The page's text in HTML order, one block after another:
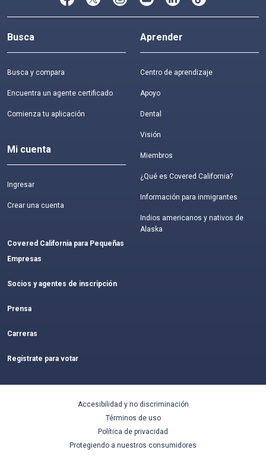
Busca
Busca y compara
Encuentra un agente certificado
Comienza tu aplicación
Mi cuenta
Ingresar
Crear una cuenta
Covered California para Pequeñas
Empresas
Socios y agentes de inscripción
Prensa
Carreras
Regístrate para votar
Aprender
Centro de aprendizaje
Apoyo
Dental
Visión
Miembros
¿Qué es Covered California?
Información para inmigrantes
Indios americanos y nativos de
Alaska
Accesibilidad y no discriminación
Términos de uso
Política de privacidad
Protegiendo a nuestros consumidores